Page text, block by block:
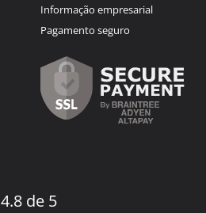
Informação empresarial
Pagamento seguro
4.8 de 5